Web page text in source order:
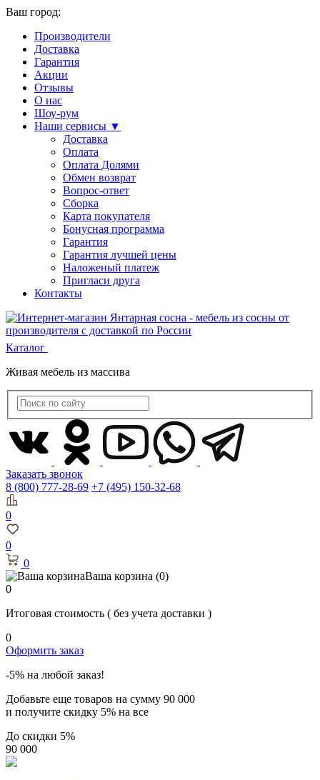
Ваш город:
Производители
Доставка
Гарантия
Акции
Отзывы
О нас
Шоу-рум
Наши сервисы ▼
Доставка
Оплата
Оплата Долями
Обмен возврат
Вопрос-ответ
Сборка
Карта покупателя
Бонусная программа
Гарантия
Гарантия лучшей цены
Наложеный платеж
Пригласи друга
Контакты
Каталог
Живая мебель из массива
Заказать звонок
8 (800) 777-28-69 +7 (495) 150-32-68
0
0
0
Ваша корзина (0)
0
Итоговая стоимость ( без учета доставки )
0
Оформить заказ
-5% на любой заказ!
Добавьте еще товаров на сумму 90 000
и получите скидку 5% на все
До скидки 5%
90 000